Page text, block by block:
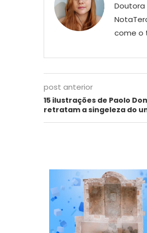
Doutora
come o
post anterior
15 ilustrações de Paolo
retratam a singeleza do